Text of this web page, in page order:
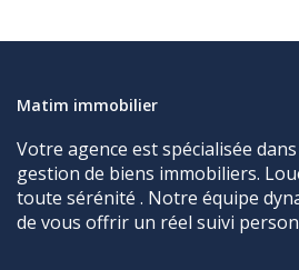
Matim immobilier
Votre agence est spécialisée
gestion de biens immobiliers.
toute sérénité . Notre équipe
de vous offrir un réel suivi